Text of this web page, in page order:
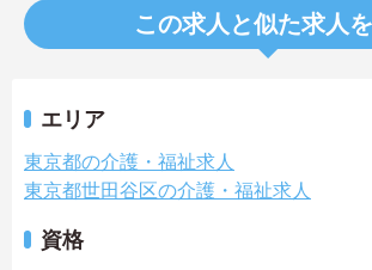
この求人と似た求人
エリア
東京都の介護・福祉求人
東京都世田谷区の介護・福祉求人
資格